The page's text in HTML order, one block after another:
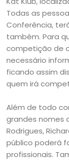
Todas as
Conferência,
também. Para
competição de
necessário
ficando assim
quem irá
Além de todo
grandes nomes
Rodrigues,
público poderá
profissionais.